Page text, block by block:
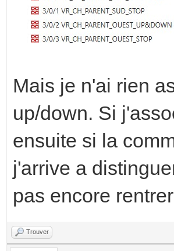
Mais je n'ai rien
up/down. Si
ensuite si la
j'arrive a
pas encore
Trouver